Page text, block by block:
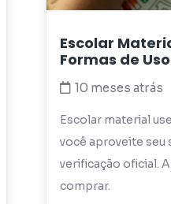
Escolar
Formas de
10 meses atrás
Escolar material
você aproveite seu
verificação oficial.
comprar.